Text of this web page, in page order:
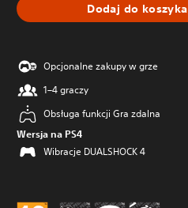
Dodaj do koszyka
Opcjonalne zakupy w grze
1–4 graczy
Obsługa funkcji Gra zdalna
Wersja na PS4
Wibracje DUALSHOCK 4